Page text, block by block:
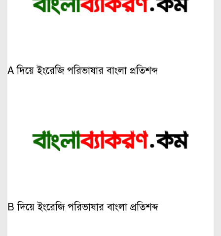
A দিয়ে ইংরেজি পরিভাষার বাংলা প্রতিশব্দ
B দিয়ে ইংরেজি পরিভাষার বাংলা প্রতিশব্দ